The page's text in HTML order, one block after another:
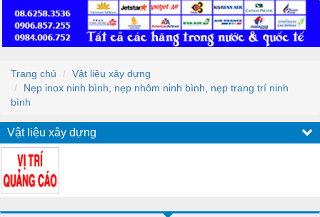
Trang chủ
Vật liệu xây dựng
Nẹp inox ninh bình, nẹp nhôm ninh bình, nẹp trang trí ninh
bình
Vật liệu xây dựng